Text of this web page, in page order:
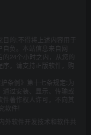
的;不得将上述内容用于
自负。本站信息来自网
24个小时之内，从您的
，请支持正版软件，购
条例》第十七条规定:为
通过安装、显示、传输或
著作权人许可，不向其
软件!
外软件开发技术和软件共